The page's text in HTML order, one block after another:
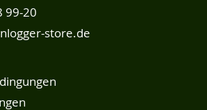
99-20
store.de